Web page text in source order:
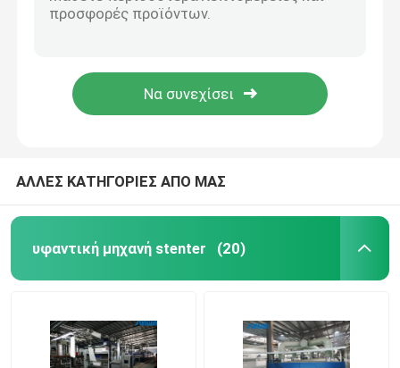
Μηχανή ρύθμισης θερμότητας υφάσματος
Tenter μηχανή πλαισίων
Μηχανή υφαντικής εκτύπωσης
ΑΛΛΕΣ ΚΑΤΗΓΟΡΙΕΣ ΑΠΟ ΜΑΣ
υφαντική μηχανή stenter (20)